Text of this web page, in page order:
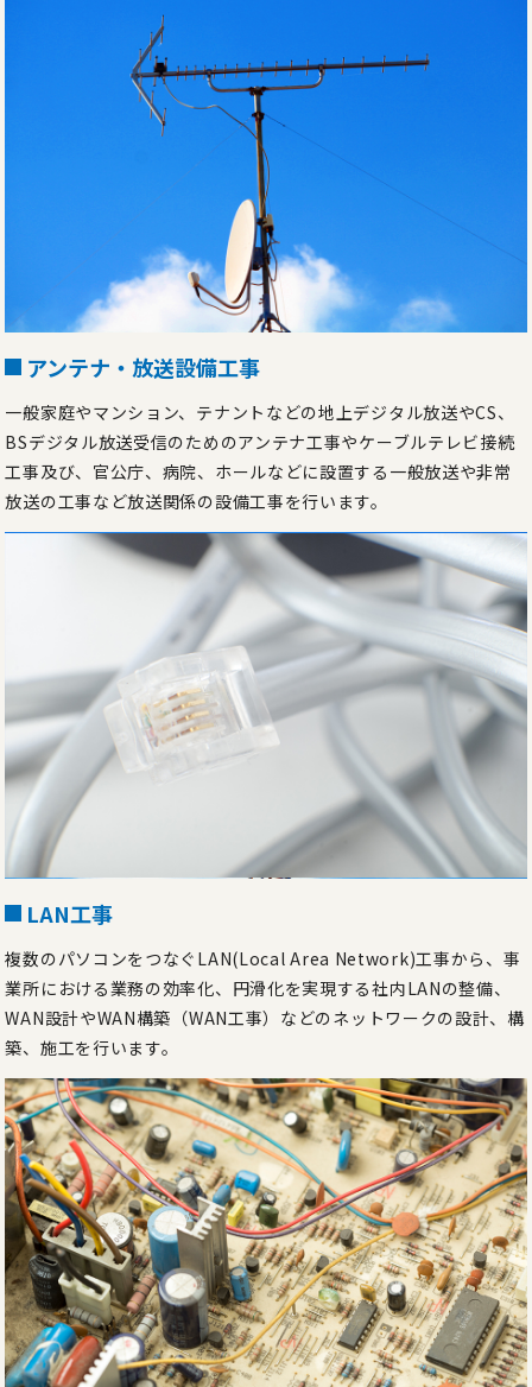
アンテナ・放送設備工事
一般家庭やマンション、テナントなどの地上デジタル放送やCS、
BSデジタル放送受信のためのアンテナ工事やケーブルテレビ接続
工事及び、官公庁、病院、ホールなどに設置する一般放送や非常
放送の工事など放送関係の設備工事を行います。
LAN工事
複数のパソコンをつなぐLAN(Local Area Network)工事から、事
業所における業務の効率化、円滑化を実現する社内LANの整備、
WAN設計やWAN構築（WAN工事）などのネットワークの設計、構
築、施工を行います。